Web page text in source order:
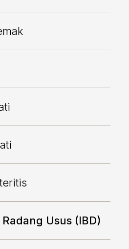
Usus (IBD)